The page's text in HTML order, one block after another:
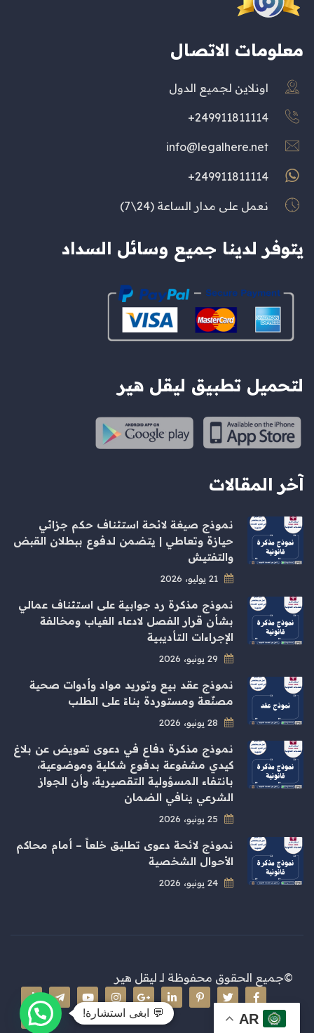
معلومات الاتصال
اونلاين لجميع الدول
249911811114+
info@legalhere.net
249911811114+
نعمل على مدار الساعة (24\7)
يتوفر لدينا جميع وسائل السداد
لتحميل تطبيق ليقل هير
آخر المقالات
نموذج صيغة لائحة استئناف حكم جزائي
حيازة وتعاطي | يتضمن لدفوع ببطلان القبض
والتفتيش
نموذج مذكرة رد جوابية على استئناف عمالي
بشأن قرار الفصل لادعاء الغياب ومخالفة
الإجراءات التأديبية
نموذج عقد بيع وتوريد مواد وأدوات صحية
مصنّعة ومستوردة بناءً على الطلب
نموذج مذكرة دفاع في دعوى تعويض عن بلاغ
كيدي مشفوعة بدفوع شكلية وموضوعية،
بانتفاء المسؤولية التقصيرية، وأن الجواز
الشرعي ينافي الضمان
نموذج لائحة دعوى تطليق خلعاً – أمام محاكم
الأحوال الشخصية
©جميع الحقوق محفوظة لـ ليقل هير
AR 💬 ابغى استشارة!